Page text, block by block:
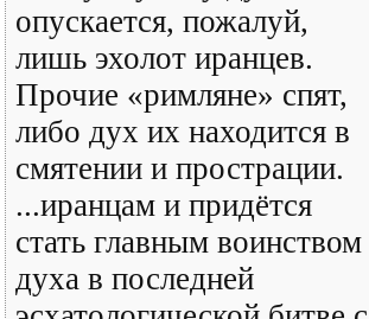
опускается, пожалуй,
лишь эхолот иранцев.
Прочие «римляне» спят,
либо дух их находится в
смятении и прострации.
...иранцам и придётся
стать главным воинством
духа в последней